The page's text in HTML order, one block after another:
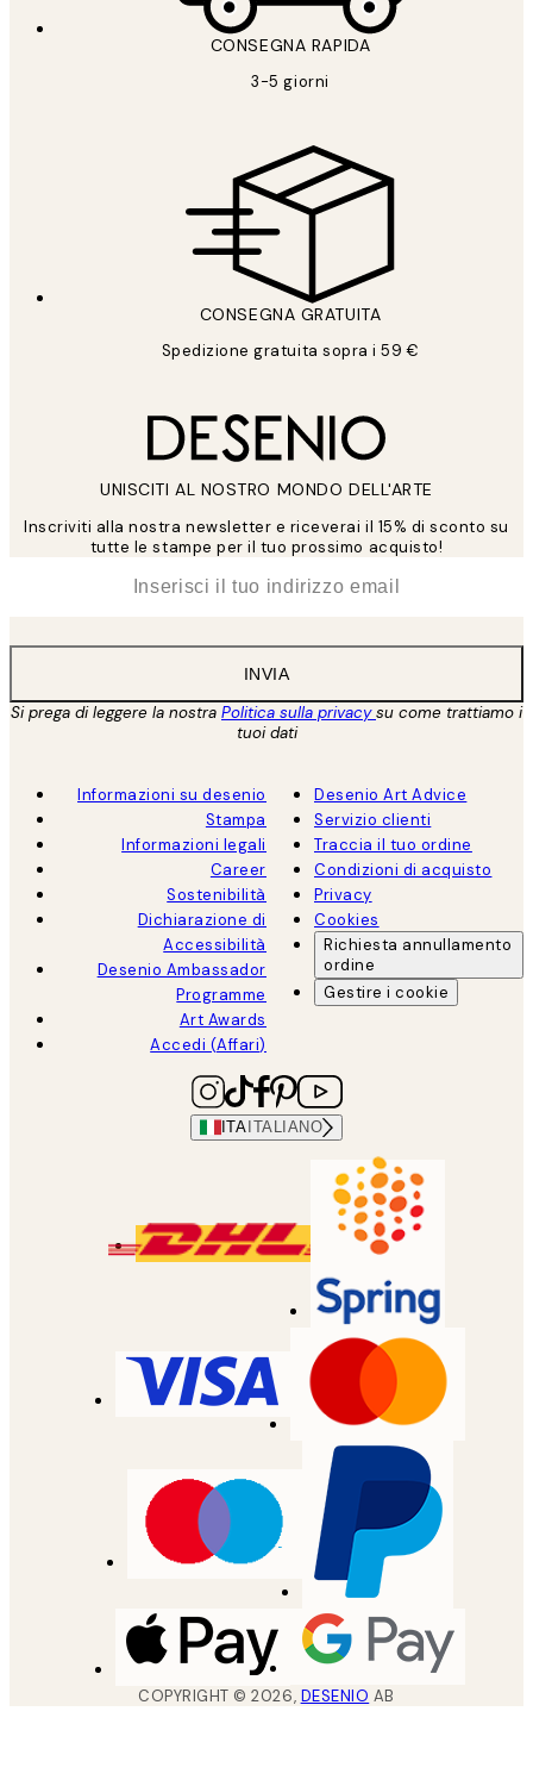
CONSEGNA RAPIDA
3-5 giorni
CONSEGNA GRATUITA
Spedizione gratuita sopra i 59 €
UNISCITI AL NOSTRO MONDO DELL'ARTE
Inscriviti alla nostra newsletter e riceverai il 15% di sconto su
tutte le stampe per il tuo prossimo acquisto!
INVIA
Si prega di leggere la nostra Politica sulla privacysu come trattiamo i
tuoi dati
Informazioni su desenio
Stampa
Informazioni legali
Career
Sostenibilità
Dichiarazione di
Accessibilità
Desenio Ambassador
Programme
Art Awards
Accedi (Affari)
Desenio Art Advice
Servizio clienti
Traccia il tuo ordine
Condizioni di acquisto
Privacy
Cookies
Richiesta annullamento
ordine
Gestire i cookie
ITA ITALIANO
COPYRIGHT ©2026, DESENIO AB